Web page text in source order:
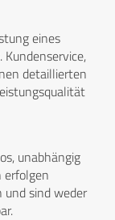
eines
detaillierten
unabhängig
erfolgen
sind weder